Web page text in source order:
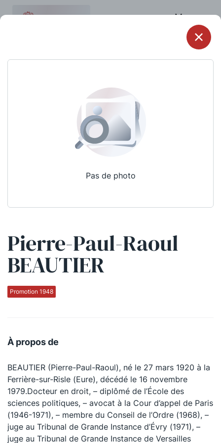
Menu
Pas de photo
Pierre-Paul-Raoul
BEAUTIER
Promotion 1948
À propos de
BEAUTIER (Pierre-Paul-Raoul), né le 27 mars 1920 à la
Ferrière-sur-Risle (Eure), décédé le 16 novembre
1979.Docteur en droit, – diplômé de l’École des
sciences politiques, – avocat à la Cour d’appel de Paris
(1946-1971), – membre du Conseil de l’Ordre (1968), –
juge au Tribunal de Grande Instance d’Évry (1971), –
juge au Tribunal de Grande Instance de Versailles
Qui sommes-nous ?
La Conférence
La défense pénale
Le Concours de la Conférence
La Conférence Berryer
La Petite Conférence